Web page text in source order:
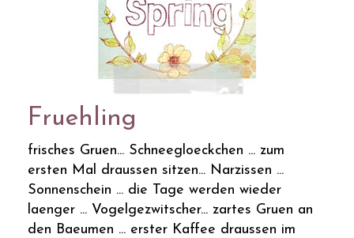
Fruehling
frisches Gruen... Schneegloeckchen ... zum
ersten Mal draussen sitzen... Narzissen ...
Sonnenschein ... die Tage werden wieder
laenger ... Vogelgezwitscher... zartes Gruen an
den Baeumen ... erster Kaffee draussen im